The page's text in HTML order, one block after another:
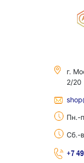
г.
2/20
Пн.-
Сб.-
+7